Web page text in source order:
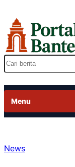
ke
konten
Cari
Menu
News